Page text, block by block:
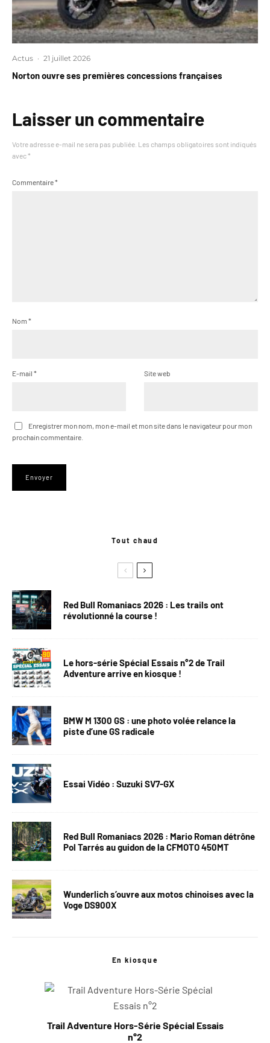
Actus · 21 juillet 2026
Norton ouvre ses premières concessions françaises
Laisser un commentaire
Votre adresse e-mail ne sera pas publiée. Les champs obligatoires sont indiqués
avec *
Commentaire*
Nom *
E-mail * Site web
Enregistrer mon nom, mon e-mail et mon site dans le navigateur pour mon
prochain commentaire.
Tout chaud
Red Bull Romaniacs 2026 : Les trails ont
révolutionné la course !
Le hors-série Spécial Essais n°2 de Trail
Adventure arrive en kiosque !
BMW M 1300 GS : une photo volée relance la
piste d’une GS radicale
Essai Vidéo : Suzuki SV7-GX
Red Bull Romaniacs 2026 : Mario Roman détrône
Pol Tarrés au guidon de la CFMOTO 450MT
Wunderlich s’ouvre aux motos chinoises avec la
Voge DS900X
En kiosque
Trail Adventure Hors-Série Spécial Essais
n°2